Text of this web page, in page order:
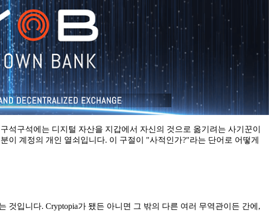
구석에는 디지털 자산을 지갑에서 자신의 것으로 옮기려는 사기꾼이
이 계정의 개인 열쇠입니다. 이 구절이 "사적인가?"라는 단어로 어떻게
입니다. Cryptopia가 됐든 아니면 그 밖의 다른 여러 무역관이든 간에,